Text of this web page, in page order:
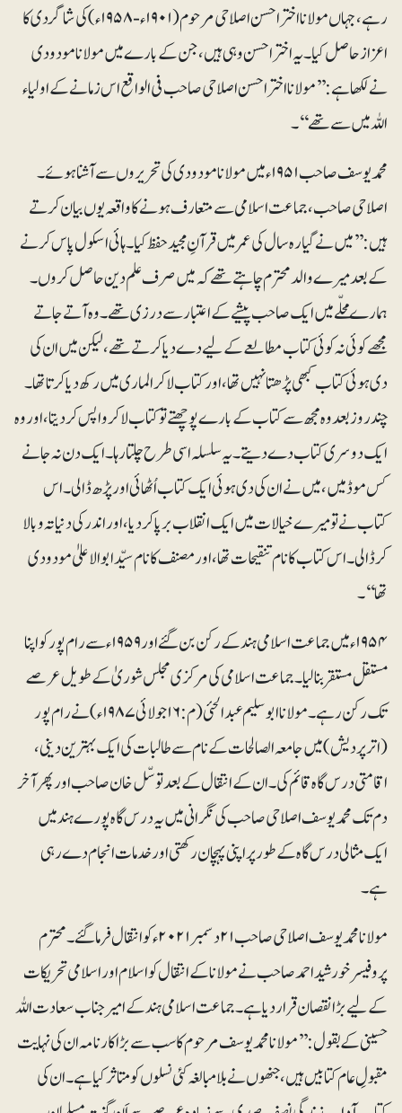
رہے،جہاں مولانا اختر احسن اصلاحی مرحوم (۱۹۰۱ء-۱۹۵۸ء) کی شاگردی کا
اعزاز حاصل کیا۔ یہ اختر احسن وہی ہیں، جن کے بارے میں مولانامودودی
نے لکھا ہے: ’’مولانا اختر احسن اصلاحی صاحب فی الواقع اس زمانے کے اولیاء
اللہ میں سے تھے‘‘۔
محمد یوسف صاحب ۱۹۵۱ءمیں مولانا مودودی کی تحریروں سے آشنا ہوئے۔
اصلاحی صاحب، جماعت اسلامی سے متعارف ہونے کا واقعہ یوں بیان کرتے
ہیں: ’’میں نے گیارہ سال کی عمر میں قرآنِ مجید حفظ کیا۔ ہائی اسکول پاس کرنے
کے بعد میرے والدمحترم چاہتے تھے کہ میں صرف علم دین حاصل کروں۔
ہمارے محلّے میں ایک صاحب پیشے کے اعتبار سے درزی تھے۔ وہ آتے جاتے
مجھے کوئی نہ کوئی کتاب مطالعے کے لیے دے دیا کرتے تھے، لیکن میں ان کی
دی ہوئی کتاب کبھی پڑھتا نہیں تھا، اور کتاب لاکر الماری میں رکھ دیا کرتا تھا۔
چندروز بعد وہ مجھ سے کتاب کے بارے پوچھتے تو کتاب لاکر واپس کر دیتا، اور وہ
ایک دوسری کتاب دے دیتے۔ یہ سلسلہ اسی طرح چلتا رہا۔ ایک دن نہ جانے
کس موڈ میں، میں نے ان کی دی ہوئی ایک کتاب اُٹھائی اور پڑھ ڈالی۔ اس
کتاب نے تو میرے خیالات میں ایک انقلاب برپا کر دیا،اور اندر کی دنیا تہ و بالا
کرڈالی۔ اس کتاب کا نام تنقیحات تھا، اور مصنف کا نام سیّدابوالاعلیٰ مودودی
تھا‘‘۔
۱۹۵۴ء میں جماعت اسلامی ہند کے رکن بن گئے اور ۱۹۵۹ء سے رام پور کو اپنا
مستقل مستقر بنا لیا۔ جماعت اسلامی کی مرکزی مجلس شوریٰ کے طویل عرصے
تک رکن رہے۔ مولانا ابوسلیم عبدالحئی (م: ۱۶ جولائی ۱۹۸۷ء) نے رام پور
(اترپردیش) میں جامعہ الصالحات کے نام سے طالبات کی ایک بہترین دینی،
اقامتی درس گاہ قائم کی۔ ان کے انتقال کے بعد توسّل خان صاحب اور پھر آخر
دم تک محمد یوسف اصلاحی صاحب کی نگرانی میں یہ درس گاہ پورے ہند میں
ایک مثالی درس گاہ کے طور پر اپنی پہچان رکھتی اور خدمات انجام دے رہی
ہے۔
مولانا محمد یوسف اصلاحی صاحب ۲۱دسمبر ۲۰۲۱ء کو انتقال فرماگئے۔ محترم
پروفیسر خورشید احمد صاحب نے مولانا کے انتقال کو اسلام اور اسلامی تحریکات
کے لیے بڑا نقصان قرار دیا ہے۔ جماعت اسلامی ہند کے امیر جناب سعادت اللہ
حسینی کے بقول: ’’مولانا محمد یوسف مرحوم کا سب سے بڑا کارنامہ ان کی نہایت
مقبولِ عام کتابیں ہیں، جنھوں نے بلامبالغہ کئی نسلوں کو متاثر کیا ہے۔ ان کی